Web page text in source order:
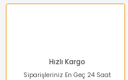
Ürün açıklamasında eksik
Bu ürüne benzer farklı
Hızlı Kargo
Siparişleriniz En Geç 24 Saat